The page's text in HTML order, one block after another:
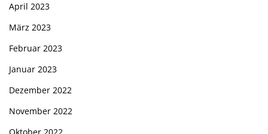
April 2023
März 2023
Februar 2023
Januar 2023
Dezember 2022
November 2022